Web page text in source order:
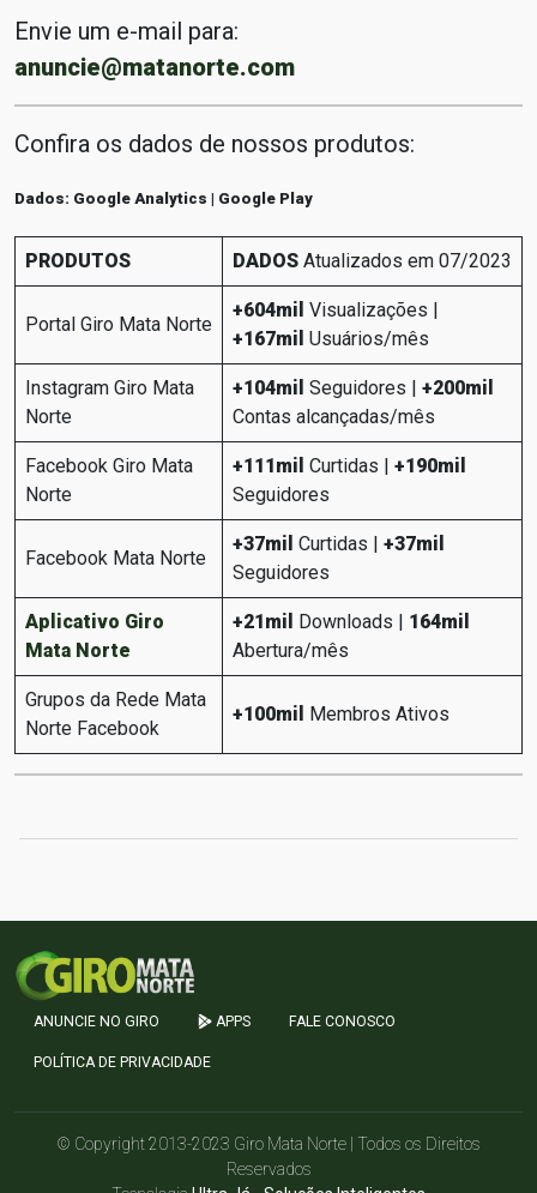
Envie um e-mail para:
anuncie@matanorte.com
Confira os dados de nossos produtos:
Dados: Google Analytics | Google Play
PRODUTOS DADOS Atualizados em 07/2023
Portal Giro Mata Norte
+604mil Visualizações |
+167mil Usuários/mês
Instagram Giro Mata
Norte
+104mil Seguidores | +200mil
Contas alcançadas/mês
Facebook Giro Mata
Norte
+111mil Curtidas | +190mil
Seguidores
Facebook Mata Norte
+37mil Curtidas | +37mil
Seguidores
Aplicativo Giro
Mata Norte
+21mil Downloads | 164mil
Abertura/mês
Grupos da Rede Mata
Norte Facebook
+100mil Membros Ativos
ANUNCIE NO GIRO APPS FALE CONOSCO
POLÍTICA DE PRIVACIDADE
© Copyright 2013-2023 Giro Mata Norte | Todos os Direitos
Reservados